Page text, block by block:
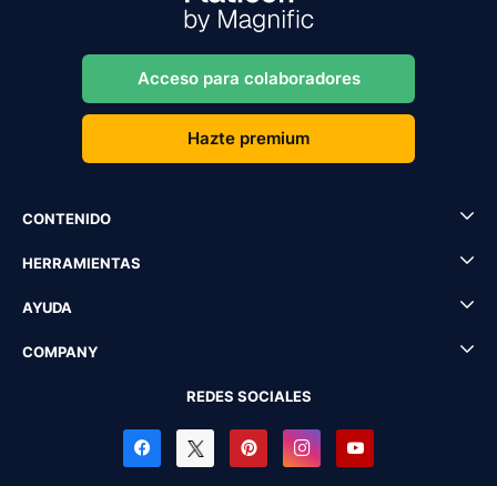
Acceso para colaboradores
Hazte premium
CONTENIDO
HERRAMIENTAS
AYUDA
COMPANY
REDES SOCIALES